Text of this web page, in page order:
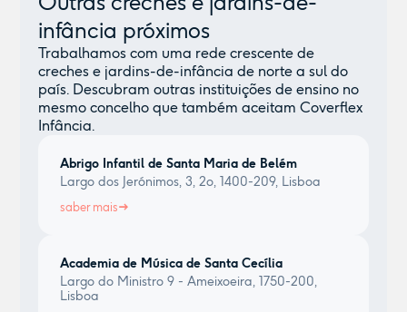
infância próximos
Trabalhamos com uma rede crescente de
creches e jardins-de-infância de norte a sul do
país. Descubram outras instituições de ensino no
mesmo concelho que também aceitam Coverflex
Infância.
Abrigo Infantil de Santa Maria de Belém
Largo dos Jerónimos, 3, 2o, 1400-209, Lisboa
saber mais
Academia de Música de Santa Cecília
Largo do Ministro 9 - Ameixoeira, 1750-200,
Lisboa